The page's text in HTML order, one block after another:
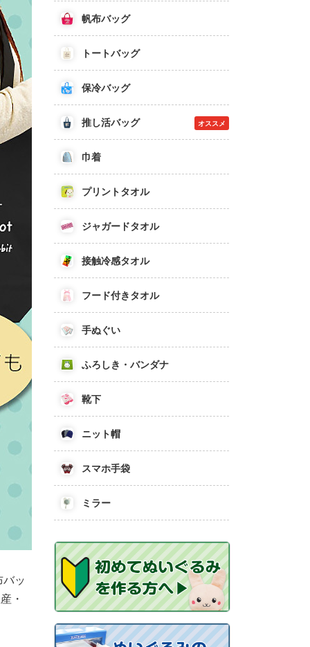
ッ
・
帆布バッグ
トートバッグ
保冷バッグ
推し活バッグ オススメ
巾着
プリントタオル
ジャガードタオル
接触冷感タオル
フード付きタオル
手ぬぐい
ふろしき・バンダナ
靴下
ニット帽
スマホ手袋
ミラー